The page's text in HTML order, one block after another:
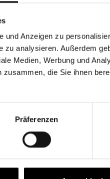
und Anzeigen zu
zu analysieren. Außerdem
Medien, Werbung und
die Sie ihnen
Präferenzen
Fonds
DEPOT